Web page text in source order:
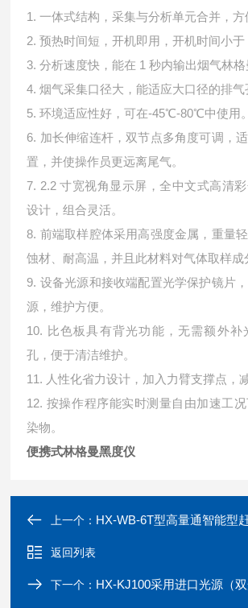
1. 一体式结构，采集与分析单元合并，方
2. 预热时间短，开机即用，开机时间小于
3. 分析速度快，能在 1 秒内输出烟气林格
4. 烟气采集口径大，能适应大口径的排气
5. 环境适应性好，可在-45℃-80℃中使用。
6. 加长伸缩连杆，双节点多角度可调，
置，并使操作员更远离尾气。
7. 2.2 寸宽视角显示屏，全中文式高清
设计，组合灵活。
8. 前端取样腔体采用高强度金属，重量
蚀材、耐高温，并且此材料对气体取样成
9. 设备光源和接收端配置光学保护镜片
源，维护方便。
10. 比色板具有背光功能，无需额外补
孔，便于清洁维护。
11. 人性化省力设计，加入力臂支撑点，
12. 按操作程序能实时测量自由加速工
染物。
便携式林格曼黑度仪
上一个： HX-WB-6T型高量通智能型赶
返回列表
下一个： HX-KJ100采用进口光源（双光源）